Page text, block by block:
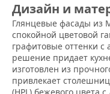
Дизайн и
Глянцевые фасады
спокойной цветовой
графитовые оттенки
решение придает
изготовлен из
привлекает